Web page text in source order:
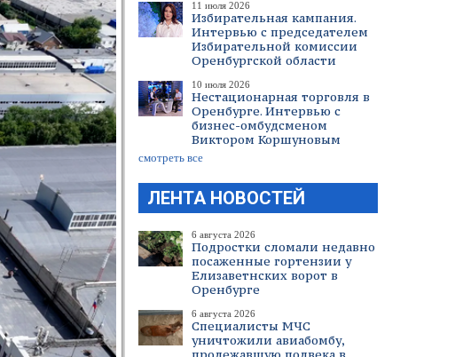
11 июля 2026
Избирательная кампания.
Интервью с председателем
Избирательной комиссии
Оренбургской области
10 июля 2026
Нестационарная торговля в
Оренбурге. Интервью с
бизнес-омбудсменом
Виктором Коршуновым
смотреть все
ЛЕНТА НОВОСТЕЙ
6 августа 2026
Подростки сломали недавно
посаженные гортензии у
Елизаветнских ворот в
Оренбурге
6 августа 2026
Специалисты МЧС
уничтожили авиабомбу,